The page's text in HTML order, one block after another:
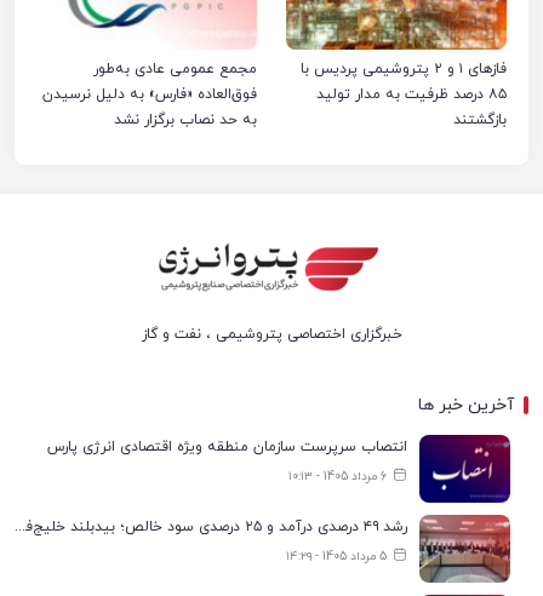
فازهای ۱ و ۲ پتروشیمی پردیس با
۸۵ درصد ظرفیت به مدار تولید
بازگشتند
مجمع عمومی عادی به‌طور
فوق‌العاده «فارس» به دلیل نرسیدن
به حد نصاب برگزار نشد
خبرگزاری اختصاصی پتروشیمی ، نفت و گاز
آخرین خبر ها
انتصاب سرپرست سازمان منطقه ویژه اقتصادی انرژی پارس
6 مرداد 1405 - ۱۰:۱۳
رشد ۴۹ درصدی درآمد و ۲۵ درصدی سود خالص؛ بیدبلند خلیج‌فارس سال ۱۴۰۴ را با رکوردهای جدید به پایان رساند
5 مرداد 1405 - ۱۴:۲۹